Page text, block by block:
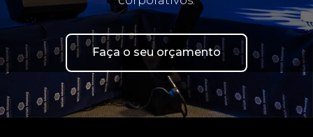
Faça o seu orçamento